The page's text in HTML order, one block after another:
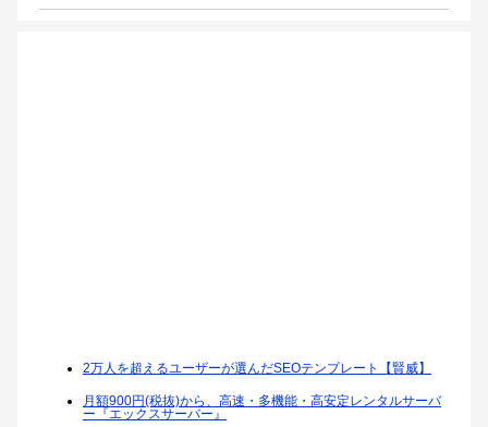
2万人を超えるユーザーが選んだSEOテンプレート【賢威】
月額900円(税抜)から、高速・多機能・高安定レンタルサーバ
ー『エックスサーバー』